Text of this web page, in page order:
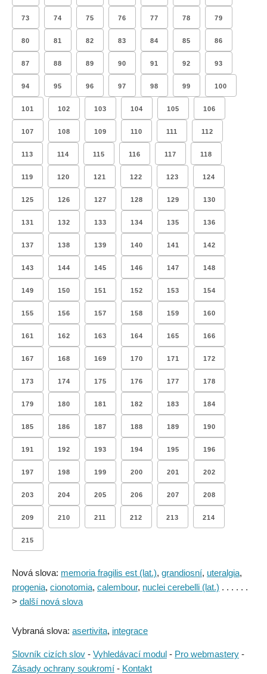
73 74 75 76 77 78 79
80 81 82 83 84 85 86
87 88 89 90 91 92 93
94 95 96 97 98 99 100
101 102 103 104 105 106
107 108 109 110 111 112
113 114 115 116 117 118
119 120 121 122 123 124
125 126 127 128 129 130
131 132 133 134 135 136
137 138 139 140 141 142
143 144 145 146 147 148
149 150 151 152 153 154
155 156 157 158 159 160
161 162 163 164 165 166
167 168 169 170 171 172
173 174 175 176 177 178
179 180 181 182 183 184
185 186 187 188 189 190
191 192 193 194 195 196
197 198 199 200 201 202
203 204 205 206 207 208
209 210 211 212 213 214
215
Nová slova: memoria fragilis est (lat.), grandiosní, uteralgia,
progenia, cionotomia, calembour, nuclei cerebelli (lat.) . . . . . .
> další nová slova
Vybraná slova: asertivita, integrace
Slovník cizích slov - Vyhledávací modul - Pro webmastery -
Zásady ochrany soukromí - Kontakt